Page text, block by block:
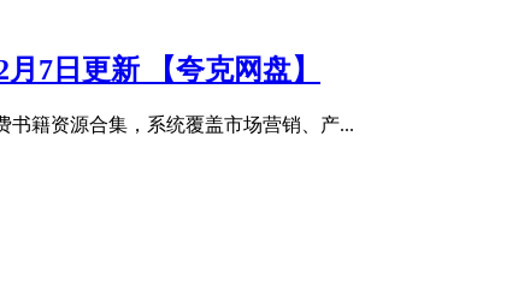
7日更新 【夸克网盘】
籍资源合集，系统覆盖市场营销、产...